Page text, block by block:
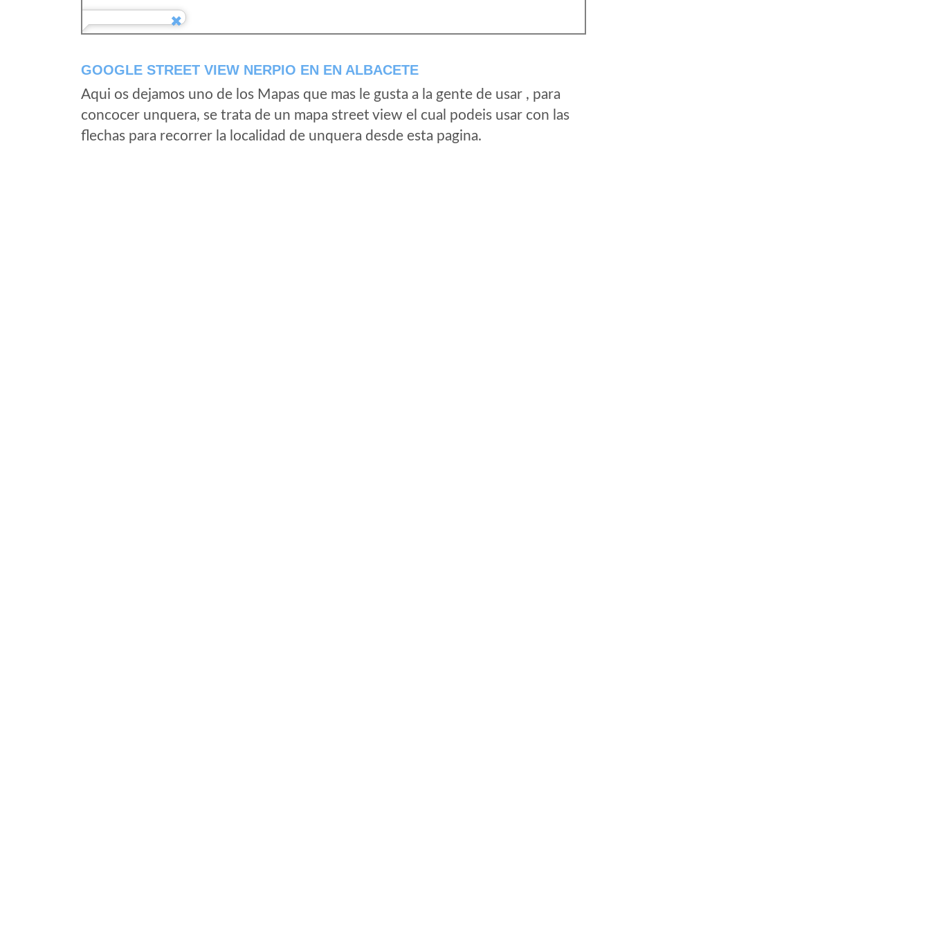
GOOGLE STREET VIEW NERPIO EN EN ALBACETE
Aqui os dejamos uno de los Mapas que mas le gusta a la gente de usar , para
concocer unquera, se trata de un mapa street view el cual podeis usar con las
flechas para recorrer la localidad de unquera desde esta pagina.